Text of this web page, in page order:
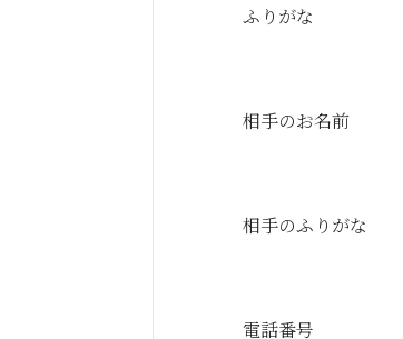
ふりがな
相手のお名前
相手のふりがな
電話番号